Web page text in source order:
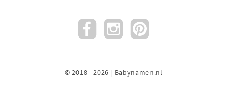
© 2018 - 2026 | Babynamen.nl